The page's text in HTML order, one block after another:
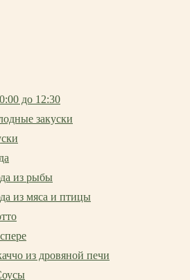
до 12:30
закуски
из рыбы
из мяса и птицы
из дровяной печи